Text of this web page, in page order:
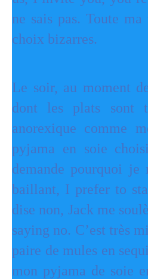
ne sais pas. Toute
choix bizarres.
Le soir, au moment
dont les plats sont
anorexique comme
pyjama en soie
demande pourquoi je
baillant, I prefer to
dise non, Jack me
saying no. C’est très
paire de mules en
mon pyjama de soie